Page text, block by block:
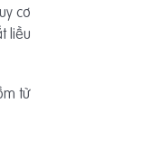
cơ
liều
từ